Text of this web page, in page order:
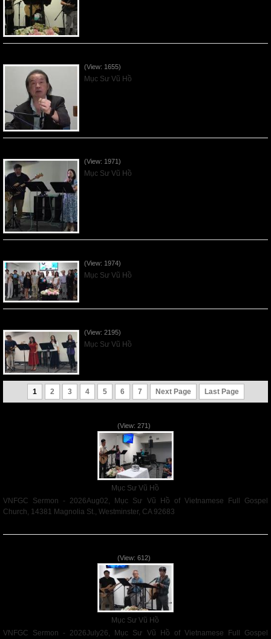
(View: 1655)
Mục Sư Vũ Hồ
(View: 1971)
Mục Sư Vũ Hồ
(View: 1974)
Mục Sư Vũ Hồ
(View: 2195)
Mục Sư Vũ Hồ
1 2 3 4 5 6 7 Next Page Last Page
(View: 271)
Mục Sư Vũ Hồ
VNFGC Sermon - 2026Aug02, Mục Sư Vũ Hồ of Vietnamese Full Gospel
Church, 14381 Magnolia St., Westminster, CA 92683
(View: 612)
Mục Sư Vũ Hồ
VNFGC Sermon - 2026July26, Mục Sư Vũ Hồ of Vietnamese Full Gospel